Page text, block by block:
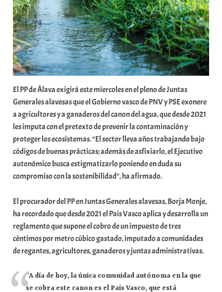
r
i
o
x
a
K
o
m
u
n
i
t
a
e
a
El PP de Álava exigirá este miercoles en el pleno de Juntas
Generales alavesas que el Gobierno vasco de PNV y PSE exonere
a agricultores y a ganaderos del canon del agua, que desde 2021
les imputa con el pretexto de prevenir la contaminación y
proteger los ecosistemas. “El sector lleva años trabajando bajo
códigos de buenas prácticas; además de asfixiarlo, el Ejecutivo
autonómico busca estigmatizarlo poniendo en duda su
compromiso con la sostenibilidad”, ha afirmado.
El procurador del PP en Juntas Generales alavesas, Borja Monje,
ha recordado que desde 2021 el País Vasco aplica y desarrolla un
reglamento que supone el cobro de un impuesto de tres
céntimos por metro cúbico gastado, imputado a comunidades
de regantes, agricultores, ganaderos y juntas administrativas.
“A día de hoy, la única comunidad autónoma en la que
se cobra este canon es el País Vasco, que está